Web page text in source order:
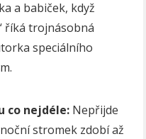
a babiček, když
říká trojnásobná
speciálního
co nejdéle: Nepřijde
stromek zdobí až